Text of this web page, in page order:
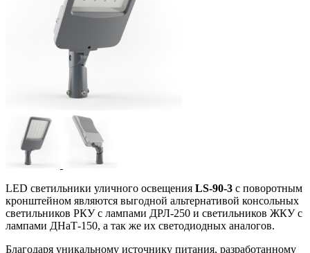
LED светильники уличного освещения LS-90-3 с поворотным
кронштейном являются выгодной альтернативой консольных
светильников РКУ с лампами ДРЛ-250 и светильников ЖКУ с
лампами ДНаТ-150, а так же их светодиодных аналогов.
Благодаря уникальному источнику питания, разработанному